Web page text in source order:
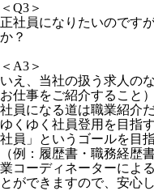
＜Q3＞
正社員になりたいのです
か？
＜A3＞
いえ、当社の扱う求人の
お仕事をご紹介すること
社員になる道は職業紹介
ゆく ゆく社員登用を目指
社員」というゴールを目
（例：履歴書・職務経歴
業コーディネーターによ
とができますので、安心